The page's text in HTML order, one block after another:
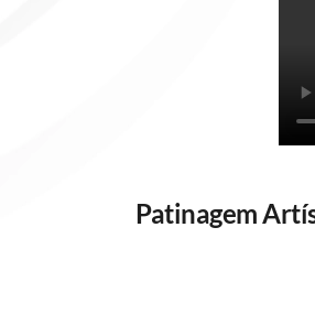
Patinagem